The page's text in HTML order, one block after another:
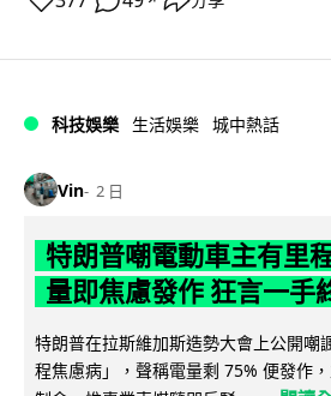
科技娛樂 生活娛樂 城中熱話
Vin 2 日
特朗普嘲電動車主有里
量即焦慮發作 狂言一手
特朗普在拉斯維加斯造勢大會上公開嘲
程焦慮病」，聲稱電量剩 75% 便發作